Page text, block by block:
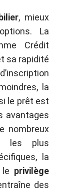
, mieux
La
Crédit
sa rapidité
la
le prêt est
avantages
nombreux
les plus
la
le privilège
des